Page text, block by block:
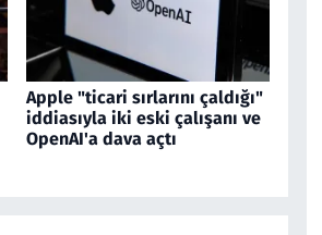
Apple "ticari sırlarını çaldığı"
iddiasıyla iki eski çalışanı ve
OpenAI'a dava açtı